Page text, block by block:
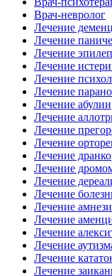
Врач-невролог
Лечение
Лечение
Лечение
Лечение
Лечение
Лечение
Лечение абулии
Лечение
Лечение
Лечение
Лечение
Лечение
Лечение
Лечение
Лечение
Лечение
Лечение
Лечение
Лечение
Лечение